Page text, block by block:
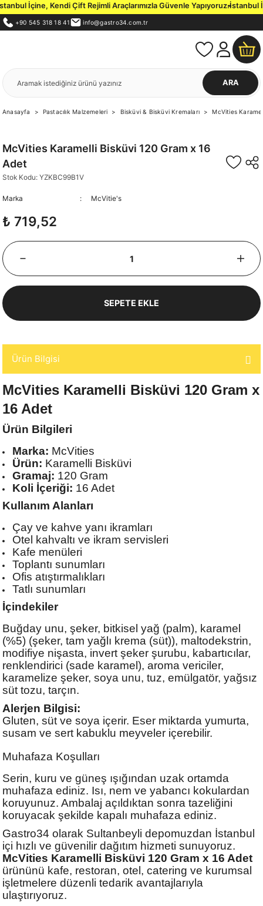
İçine, Kendi Çift Rejimli Araçlarımızla Güvenle Yapıyoruz.İstanbul İçi
+90 545 318 18 41 info@gastro34.com.tr
ARA
Anasayfa Pastacılık Malzemeleri Bisküvi & Bisküvi Kremaları McVities
McVities Karamelli Bisküvi 120 Gram x 16
Adet
Stok Kodu: YZKBC99B1V
Marka McVitie's
₺ 719,52
SEPETE EKLE
Ürün Bilgisi
McVities Karamelli Bisküvi 120 Gram x
16 Adet
Ürün Bilgileri
Marka: McVities
Ürün: Karamelli Bisküvi
Gramaj: 120 Gram
Koli İçeriği: 16 Adet
Kullanım Alanları
Çay ve kahve yanı ikramları
Otel kahvaltı ve ikram servisleri
Kafe menüleri
Toplantı sunumları
Ofis atıştırmalıkları
Tatlı sunumları
İçindekiler
Buğday unu, şeker, bitkisel yağ (palm), karamel
(%5) (şeker, tam yağlı krema (süt)), maltodekstrin,
modifiye nişasta, invert şeker şurubu, kabartıcılar,
renklendirici (sade karamel), aroma vericiler,
karamelize şeker, soya unu, tuz, emülgatör, yağsız
süt tozu, tarçın.
Alerjen Bilgisi:
Gluten, süt ve soya içerir. Eser miktarda yumurta,
susam ve sert kabuklu meyveler içerebilir.
Muhafaza Koşulları
Serin, kuru ve güneş ışığından uzak ortamda
muhafaza ediniz. Isı, nem ve yabancı kokulardan
koruyunuz. Ambalaj açıldıktan sonra tazeliğini
koruyacak şekilde kapalı muhafaza ediniz.
Gastro34 olarak Sultanbeyli depomuzdan İstanbul
içi hızlı ve güvenilir dağıtım hizmeti sunuyoruz.
McVities Karamelli Bisküvi 120 Gram x 16 Adet
ürününü kafe, restoran, otel, catering ve kurumsal
işletmelere düzenli tedarik avantajlarıyla
ulaştırıyoruz.